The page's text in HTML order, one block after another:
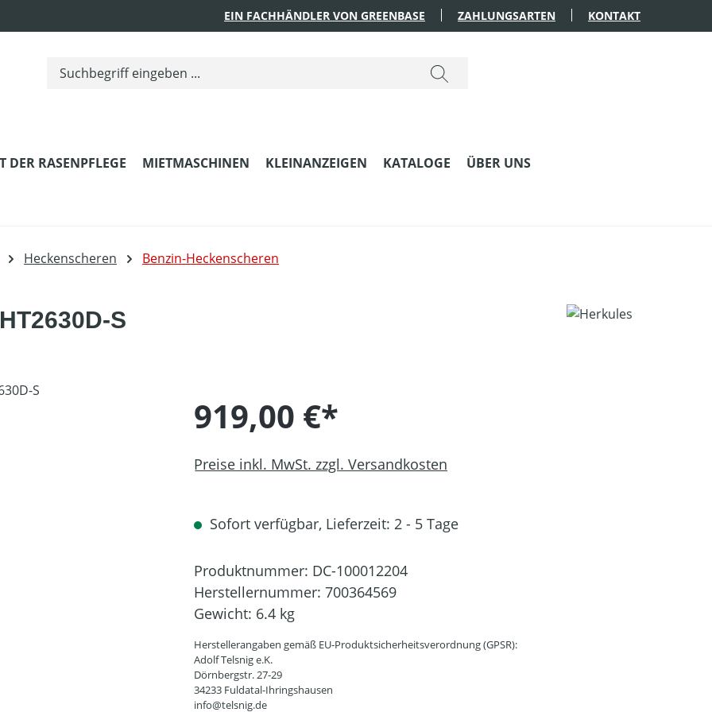
EIN FACHHÄNDLER VON GREENBASE ZAHLUNGSARTEN KONTAKT
DER RASENPFLEGE MIETMASCHINEN KLEINANZEIGEN KATALOGE ÜBER UNS
Heckenscheren Benzin-Heckenscheren
S
919,00 €*
Preise inkl. MwSt. zzgl. Versandkosten
Sofort verfügbar, Lieferzeit: 2 - 5 Tage
Produktnummer: DC-100012204
Herstellernummer: 700364569
Gewicht: 6.4 kg
Herstellerangaben gemäß EU-Produktsicherheitsverordnung (GPSR):
Adolf Telsnig e.K.
Dörnbergstr. 27-29
34233 Fuldatal-Ihringshausen
info@telsnig.de